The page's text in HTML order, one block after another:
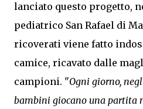
lanciato questo progetto,
pediatrico San Rafael di
ricoverati viene fatto
camice, ricavato dalle
campioni. "Ogni giorno,
bambini giocano una partita